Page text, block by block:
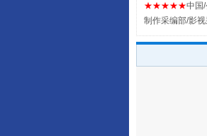
★★★★★中国
制作采编部/影